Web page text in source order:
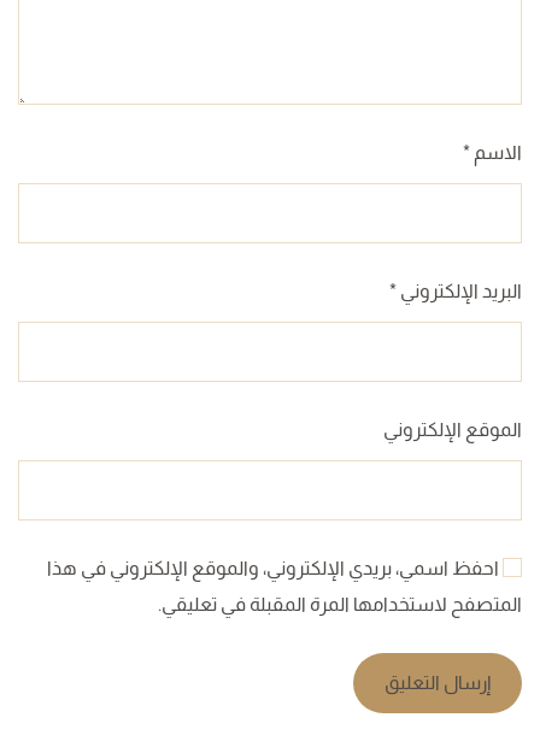
الاسم *
البريد الإلكتروني *
الموقع الإلكتروني
احفظ اسمي، بريدي الإلكتروني، والموقع الإلكتروني في هذا
المتصفح لاستخدامها المرة المقبلة في تعليقي.
إرسال التعليق